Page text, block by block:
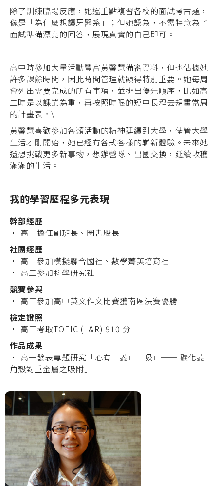
除了訓練臨場反應，她還重點複習各校的面試考古題，
像是「為什麼想讀牙醫系」；但她認為，不需特意為了
面試準備漂亮的回答，展現真實的自己即可。
高中時參加大量活動豐富黃馨慧備審資料，但也佔據她
許多課餘時間，因此時間管理就顯得特別重要。她每周
會列出需要完成的所有事項，並排出優先順序，比如高
二時是以課業為重，再按照時限的短中長程去規畫當周
的計畫表。\
黃馨慧喜歡參加各類活動的精神延續到大學，儘管大學
生活才剛開始，她已經有各式各樣的嶄新體驗。未來她
還想挑戰更多新事物，想辦營隊、出國交換，延續收穫
滿滿的生活。
我的學習歷程多元表現
幹部經歷
• 高一擔任副班長、圖書股長
社團經歷
• 高一參加模擬聯合國社、數學菁英培育社
• 高二參加科學研究社
競賽參與
• 高三參加高中英文作文比賽獲南區決賽優勝
檢定證照
• 高三考取TOEIC (L&R) 910 分
作品成果
• 高一發表專題研究「心有『菱』『吸』── 碳化菱
角殼對重金屬之吸附」